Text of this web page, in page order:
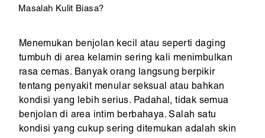
Masalah Kulit Biasa?
Menemukan benjolan kecil atau seperti daging
tumbuh di area kelamin sering kali menimbulkan
rasa cemas. Banyak orang langsung berpikir
tentang penyakit menular seksual atau bahkan
kondisi yang lebih serius. Padahal, tidak semua
benjolan di area intim berbahaya. Salah satu
kondisi yang cukup sering ditemukan adalah skin